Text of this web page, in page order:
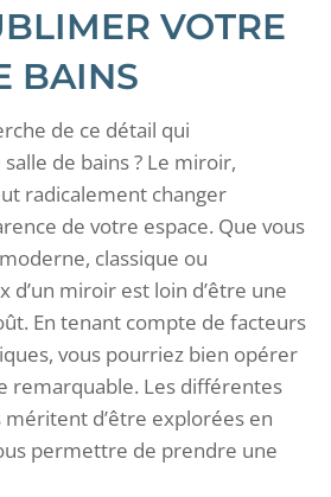
VOTRE
BAINS
de ce détail qui
de bains ? Le miroir,
radicalement changer
de votre espace. Que vous
classique ou
d’un miroir est loin d’être une
En tenant compte de facteurs
vous pourriez bien opérer
remarquable. Les différentes
d’être explorées en
permettre de prendre une